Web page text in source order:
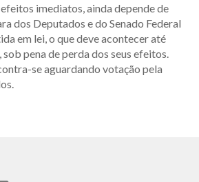
imediatos, ainda depende de
dos Deputados e do Senado Federal
em lei, o que deve acontecer até
pena de perda dos seus efeitos.
se aguardando votação pela